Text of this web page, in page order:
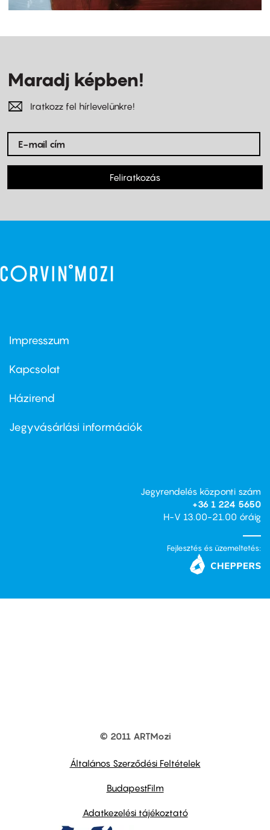
Maradj képben!
Iratkozz fel hírlevelünkre!
Feliratkozás
Footer
first
Impresszum
Kapcsolat
Footer
second
Házirend
Jegyvásárlási információk
Jegyrendelés központi szám
+36 1 224 5650
H-V 13.00-21.00 óráig
Fejlesztés és üzemeltetés:
© 2011 ARTMozi
Általános Szerződési Feltételek
BudapestFilm
Adatkezelési tájékoztató